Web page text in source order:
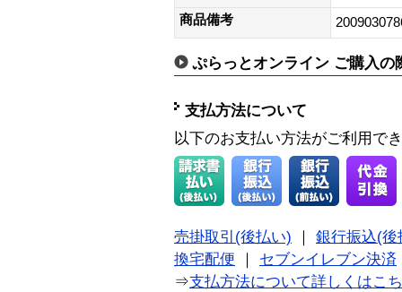
商品備考
ぷらっとオンライン ご購入の
支払方法について
以下のお支払い方法がご利用で
売掛取引(後払い)
銀行振込(後
換宅配便
セブンイレブン決済
⇒支払方法について詳しくはこ